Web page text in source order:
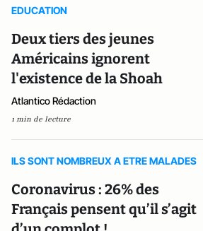
EDUCATION
Deux tiers des jeunes
Américains ignorent
l'existence de la Shoah
Atlantico Rédaction
1 min de lecture
ILS SONT NOMBREUX A ETRE MALADES
Coronavirus : 26% des
Français pensent qu’il s’agit